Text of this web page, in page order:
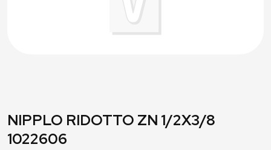
NIPPLO RIDOTTO ZN 1/2X3/8
1022606